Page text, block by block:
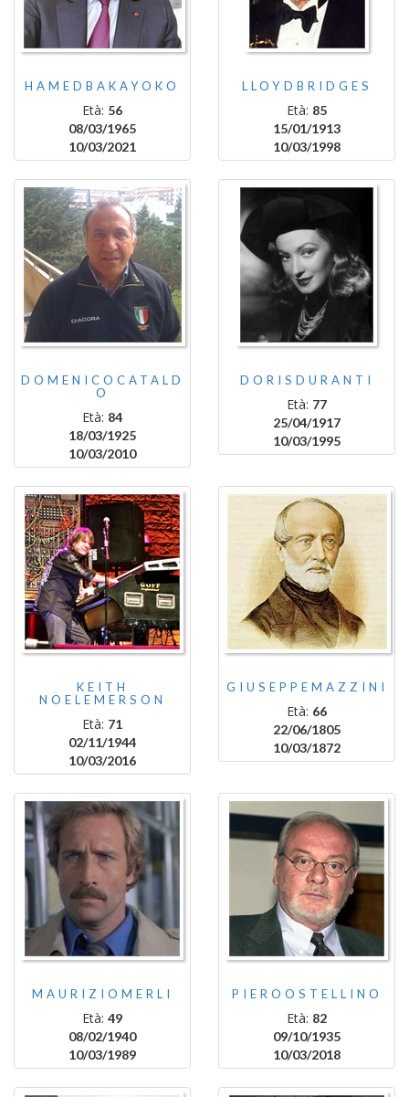
HAMEDBAKAYOKO
Età: 56
08/03/1965
10/03/2021
LLOYDBRIDGES
Età: 85
15/01/1913
10/03/1998
DOMENICOCATALD
O
Età: 84
18/03/1925
10/03/2010
DORISDURANTI
Età: 77
25/04/1917
10/03/1995
KEITH
NOELEMERSON
Età: 71
02/11/1944
10/03/2016
GIUSEPPEMAZZINI
Età: 66
22/06/1805
10/03/1872
MAURIZIOMERLI
Età: 49
08/02/1940
10/03/1989
PIEROOSTELLINO
Età: 82
09/10/1935
10/03/2018